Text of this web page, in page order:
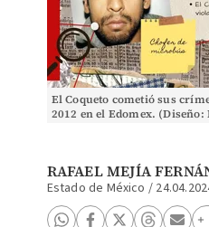
El Coqueto cometió sus
2012 en el Edomex. (Diseño:
RAFAEL MEJÍA
Estado de México /